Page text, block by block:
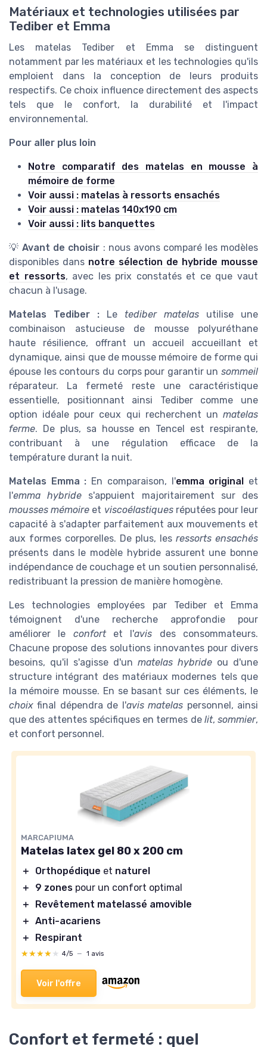
Matériaux et technologies utilisées par
Tediber et Emma
Les matelas Tediber et Emma se distinguent
notamment par les matériaux et les technologies qu'ils
emploient dans la conception de leurs produits
respectifs. Ce choix influence directement des aspects
tels que le confort, la durabilité et l'impact
environnemental.
Pour aller plus loin
Notre comparatif des matelas en mousse à
mémoire de forme
Voir aussi : matelas à ressorts ensachés
Voir aussi : matelas 140x190 cm
Voir aussi : lits banquettes
💡Avant de choisir : nous avons comparé les modèles
disponibles dans notre sélection de hybride mousse
et ressorts, avec les prix constatés et ce que vaut
chacun à l'usage.
Matelas Tediber : Le tediber matelas utilise une
combinaison astucieuse de mousse polyuréthane
haute résilience, offrant un accueil accueillant et
dynamique, ainsi que de mousse mémoire de forme qui
épouse les contours du corps pour garantir un sommeil
réparateur. La fermeté reste une caractéristique
essentielle, positionnant ainsi Tediber comme une
option idéale pour ceux qui recherchent un matelas
ferme. De plus, sa housse en Tencel est respirante,
contribuant à une régulation efficace de la
température durant la nuit.
Matelas Emma : En comparaison, l'emma original et
l'emma hybride s'appuient majoritairement sur des
mousses mémoire et viscoélastiquesréputées pour leur
capacité à s'adapter parfaitement aux mouvements et
aux formes corporelles. De plus, les ressorts ensachés
présents dans le modèle hybride assurent une bonne
indépendance de couchage et un soutien personnalisé,
redistribuant la pression de manière homogène.
Les technologies employées par Tediber et Emma
témoignent d'une recherche approfondie pour
améliorer le confortet l'avis des consommateurs.
Chacune propose des solutions innovantes pour divers
besoins, qu'il s'agisse d'un matelas hybride ou d'une
structure intégrant des matériaux modernes tels que
la mémoire mousse. En se basant sur ces éléments, le
choix final dépendra de l'avis matelas personnel, ainsi
que des attentes spécifiques en termes de lit, sommier,
et confort personnel.
MARCAPIUMA
Matelas latex gel 80 x 200 cm
＋ Orthopédique et naturel
＋
9 zones pour un confort optimal
＋
Revêtement matelassé amovible
＋ Anti-acariens
＋
Respirant
★★★★★
★★★★★ 4/5 — 1 avis
Voir l'offre
Confort et fermeté : quel